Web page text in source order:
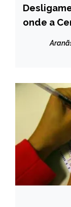
CAPELINHA
NOTÍCIAS
onde a
rede